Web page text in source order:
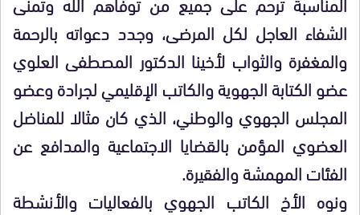
الشفاء العاجل لكل المرضى، وجدد دعواته بالرحمة
والمغفرة والثواب لأخينا الدكتور المصطفى العلوي
عضو الكتابة الجهوية والكاتب الإقليمي لجرادة وعضو
المجلس الجهوي والوطني، الذي كان مثالا للمناضل
العضوي المؤمن بالقضايا الاجتماعية والمدافع عن
الفئات المهمشة والفقيرة.
ونوه الأخ الكاتب الجهوي بالفعاليات والأنشطة